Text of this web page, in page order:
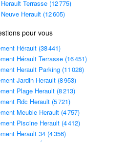
Terrasse (12 775)
Herault (12 605)
pour vous
Hérault (38 441)
Hérault Terrasse (16 451)
Herault Parking (11 028)
Jardin Herault (8 953)
Plage Herault (8 213)
Rdc Herault (5 721)
Meuble Herault (4 757)
Piscine Herault (4 412)
Herault 34 (4 356)